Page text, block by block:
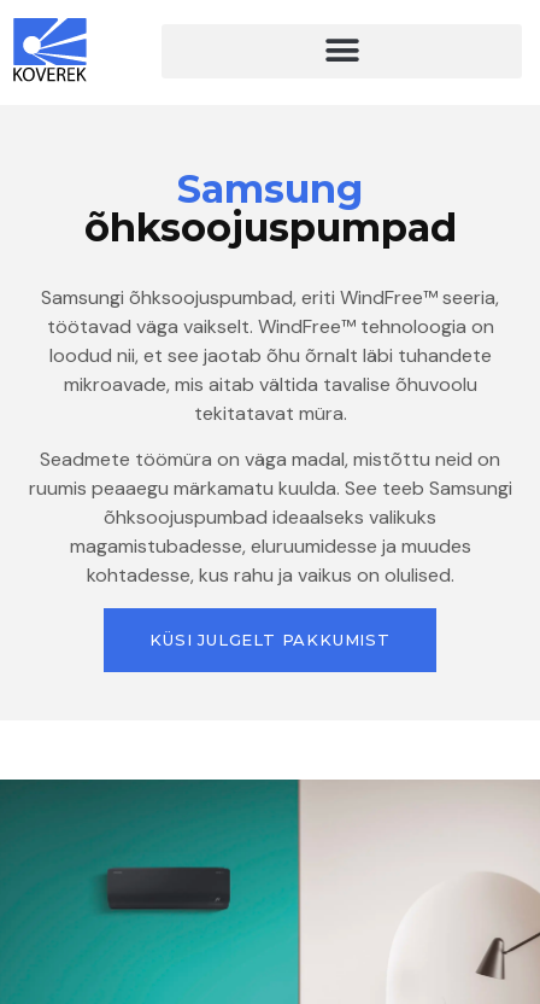
Samsung
õhksoojuspumpad
Samsungi õhksoojuspumbad, eriti WindFree™ seeria,
töötavad väga vaikselt. WindFree™ tehnoloogia on
loodud nii, et see jaotab õhu õrnalt läbi tuhandete
mikroavade, mis aitab vältida tavalise õhuvoolu
tekitatavat müra.
Seadmete töömüra on väga madal, mistõttu neid on
ruumis peaaegu märkamatu kuulda. See teeb Samsungi
õhksoojuspumbad ideaalseks valikuks
magamistubadesse, eluruumidesse ja muudes
kohtadesse, kus rahu ja vaikus on olulised.
KÜSI JULGELT PAKKUMIST